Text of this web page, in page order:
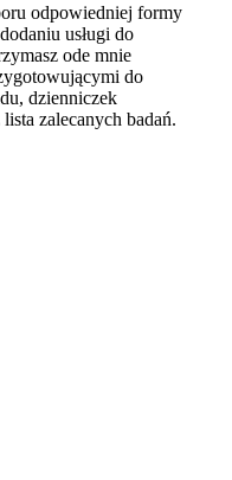
odpowiedniej formy
usługi do
ode mnie
do
dzienniczek
zalecanych badań.